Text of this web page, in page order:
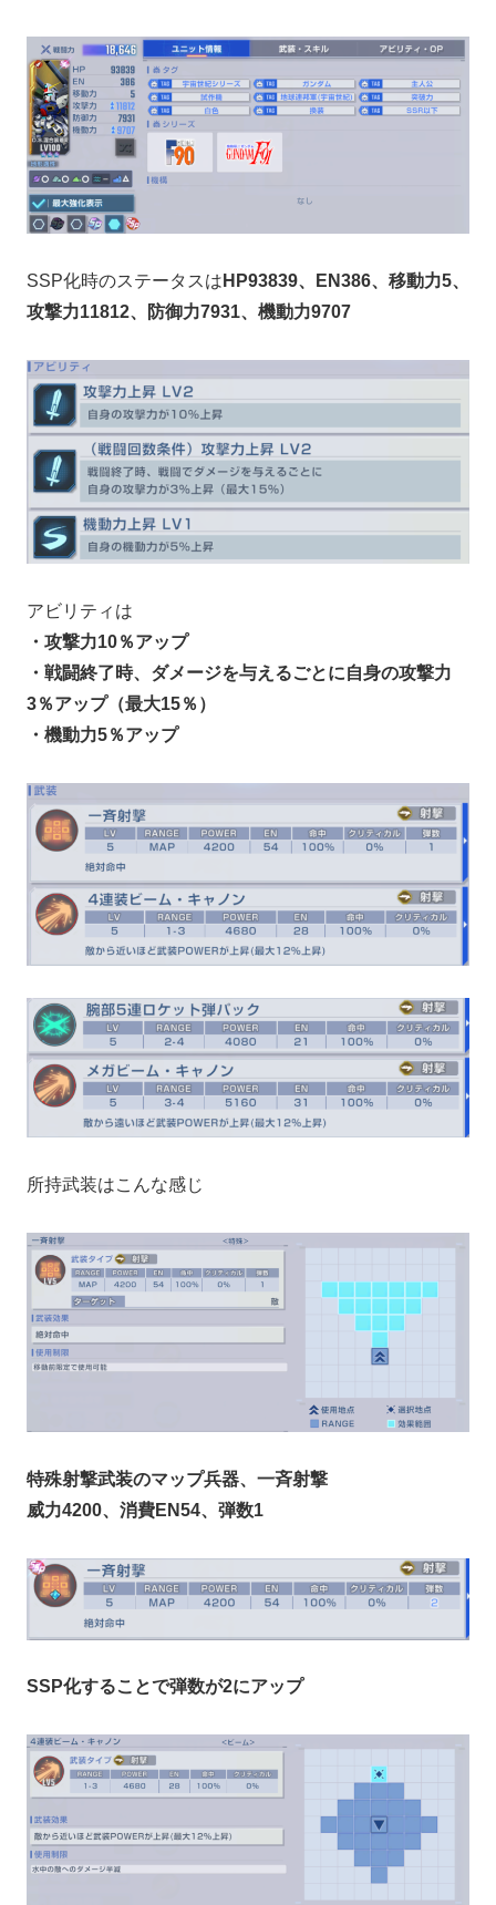
SSP化時のステータスは HP93839、EN386、移動力5、
攻撃力11812、防御力7931、機動力9707
アビリティは
・攻撃力10％アップ
・戦闘終了時、ダメージを与えるごとに自身の攻撃力
3％アップ（最大15％）
・機動力5％アップ
所持武装はこんな感じ
特殊射撃武装のマップ兵器、一斉射撃
威力4200、消費EN54、弾数1
SSP化することで弾数が2にアップ